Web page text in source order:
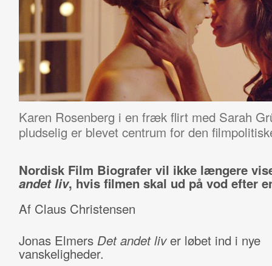
Karen Rosenberg i en fræk flirt med Sarah
pludselig er blevet centrum for den
Nordisk Film Biografer vil ikke længere
andet liv, hvis filmen skal ud på vod efter
Af Claus Christensen
Jonas Elmers Det andet liver løbet ind i nye
vanskeligheder.